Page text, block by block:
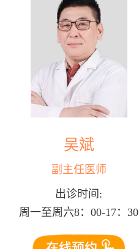
吴斌
副主任医师
出诊时间:
周一至周六8：00-17：30